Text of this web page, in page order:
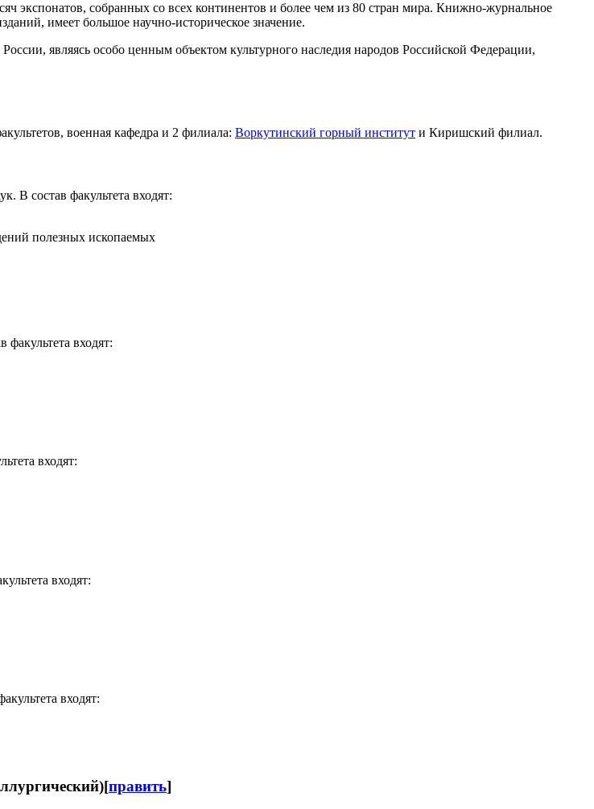
экспонатов, собранных со всех континентов и более чем из 80 стран мира. Книжно-журнальное
имеет большое научно-историческое значение.
являясь особо ценным объектом культурного наследия народов Российской Федерации,
военная кафедра и 2 филиала: Воркутинский горный институт и Киришский филиал.
В состав факультета входят:
полезных ископаемых
входят:
входят:
входят:
входят:
[править]